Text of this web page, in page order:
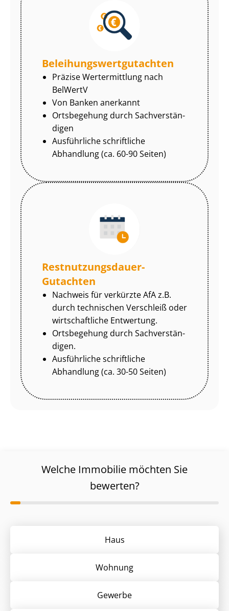
Be­lei­hungs­wert­gut­ach­ten
Präzise Wertermittlung nach
BelWertV
Von Banken anerkannt
Ortsbegehung durch Sach­ver­stän­
di­gen
Ausführliche schriftliche
Abhandlung (ca. 60-90 Seiten)
Rest­nut­zungs­dau­er-
Gutachten
Nachweis für verkürzte AfA z.B.
durch technischen Verschleiß oder
wirtschaftliche Entwertung.
Ortsbegehung durch Sach­ver­stän­
di­gen.
Ausführliche schriftliche
Abhandlung (ca. 30-50 Seiten)
Welche Immobilie möchten Sie
bewerten?
Haus
Wohnung
Gewerbe